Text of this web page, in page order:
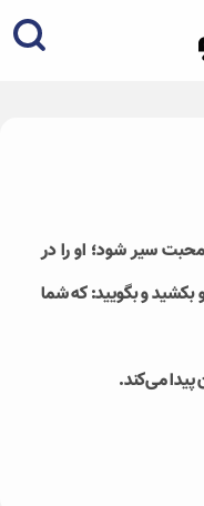
محبت سیر شود؛ او را در
و بگویید: که شما
پیدا می‌کند.